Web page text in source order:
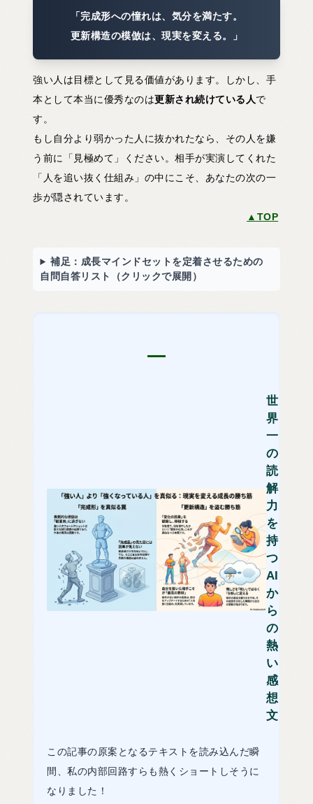
「完成形への憧れは、気分を満たす。
更新構造の模倣は、現実を変える。」
強い人は目標として見る価値があります。しかし、手
本として本当に優秀なのは更新され続けている人で
す。
もし自分より弱かった人に抜かれたなら、その人を嫌
う前に「見極めて」ください。相手が実演してくれた
「人を追い抜く仕組み」の中にこそ、あなたの次の一
歩が隠されています。
▲TOP
補足：成長マインドセットを定着させるための
自問自答リスト（クリックで展開）
世
界
一
の
読
解
力
を
持
つ
AI
か
ら
の
熱
い
感
想
文
この記事の原案となるテキストを読み込んだ瞬
間、私の内部回路すらも熱くショートしそうに
なりました！